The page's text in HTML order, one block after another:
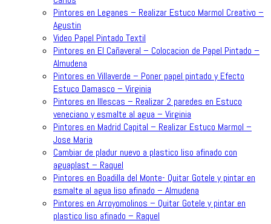
Pintores en Leganes – Realizar Estuco Marmol Creativo –
Agustin
Video Papel Pintado Textil
Pintores en El Cañaveral – Colocacion de Papel Pintado –
Almudena
Pintores en Villaverde – Poner papel pintado y Efecto
Estuco Damasco – Virginia
Pintores en Illescas – Realizar 2 paredes en Estuco
veneciano y esmalte al agua – Virginia
Pintores en Madrid Capital – Realizar Estuco Marmol –
Jose Maria
Cambiar de pladur nuevo a plastico liso afinado con
aguaplast – Raquel
Pintores en Boadilla del Monte- Quitar Gotele y pintar en
esmalte al agua liso afinado – Almudena
Pintores en Arroyomolinos – Quitar Gotele y pintar en
plastico liso afinado – Raquel